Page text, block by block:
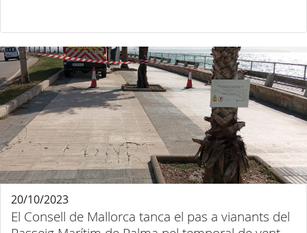
El Consell de Mallorca tanca el pas a vianants del
20/10/2023